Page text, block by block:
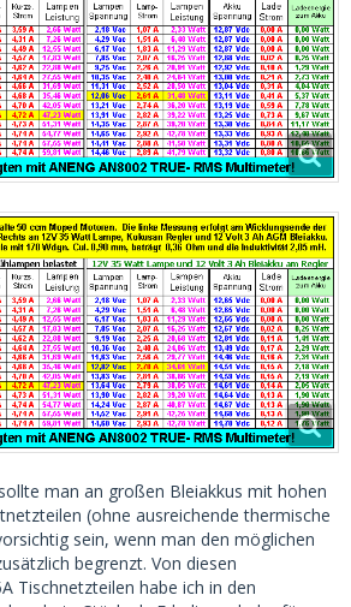
man an großen Bleiakkus mit hohen
(ohne ausreichende thermische
sein, wenn man den möglichen
begrenzt. Von diesen
Tischnetzteilen habe ich in den